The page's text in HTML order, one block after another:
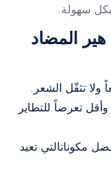
سهولة.
المضاد
تثقّل الشعر.
تعرضاً للتطاير
مكوناتالتي تعيد